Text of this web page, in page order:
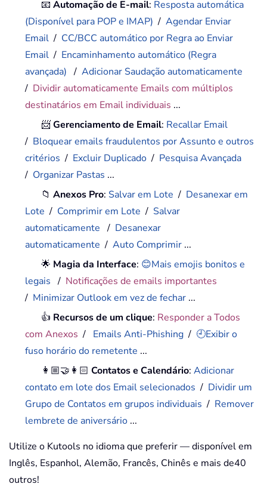
📧Automação de E-mail: Resposta automática
(Disponível para POP e IMAP) /Agendar Enviar
Email / CC/BCC automático por Regra ao Enviar
Email / Encaminhamento automático (Regra
avançada) /Adicionar Saudação automaticamente
/ Dividir automaticamente Emails com múltiplos
destinatários em Email individuais ...
📨Gerenciamento de Email: Recallar Email
/ Bloquear emails fraudulentos por Assunto e outros
critérios / Excluir Duplicado / Pesquisa Avançada
/ Organizar Pastas ...
📁Anexos Pro: Salvar em Lote / Desanexar em
Lote / Comprimir em Lote / Salvar
automaticamente / Desanexar
automaticamente /Auto Comprimir ...
🌟 Magia da Interface: 😊Mais emojis bonitos e
legais / Notificações de emails importantes
/ Minimizar Outlook em vez de fechar ...
👍 Recursos de um clique: Responder a Todos
com Anexos / Emails Anti-Phishing / 🕘Exibir o
fuso horário do remetente ...
👩🏼‍🤝‍👩🏻Contatos e Calendário:Adicionar
contato em lote dos Email selecionados / Dividir um
Grupo de Contatos em grupos individuais / Remover
lembrete de aniversário ...
Utilize o Kutools no idioma que preferir — disponível em
Inglês, Espanhol, Alemão, Francês, Chinês e mais de40
outros!